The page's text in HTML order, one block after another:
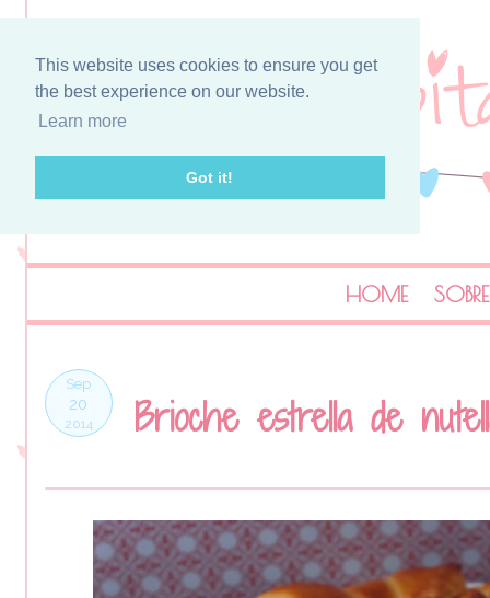
This website uses cookies to ensure you get
the best experience on our website.
Learn more
Got it!
HOME
Sep
20
2014 Brioche estrella de